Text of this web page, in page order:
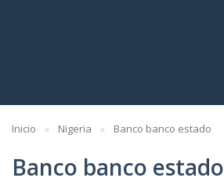
Inicio Nigeria Banco banco estado
Banco banco estado